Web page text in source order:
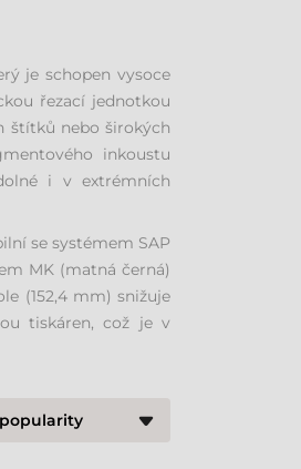
je schopen vysoce
řezací jednotkou
štítků nebo širokých
inkoustu
i v extrémních
se systémem SAP
MK (matná černá)
(152,4 mm) snižuje
tiskáren, což je v